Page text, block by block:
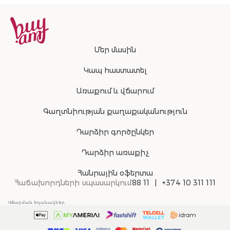
Մեր մասին
Կապ հաստատել
Առաքում և վճարում
Գաղտնիության քաղաքականություն
Դարձիր գործընկեր
Դարձիր առաքիչ
Հանրային օֆերտա
Հաճախորդների սպասարկում88 11 +374 10 311 111
Վճարման եղանակներ